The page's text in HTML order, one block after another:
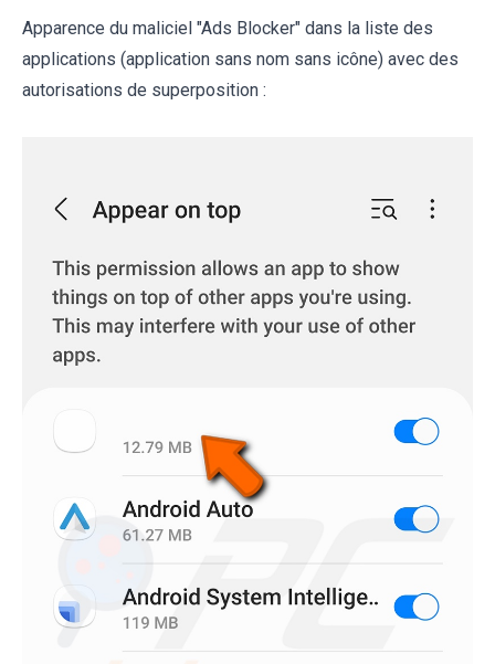
Apparence du maliciel "Ads Blocker" dans la liste des
applications (application sans nom sans icône) avec des
autorisations de superposition :